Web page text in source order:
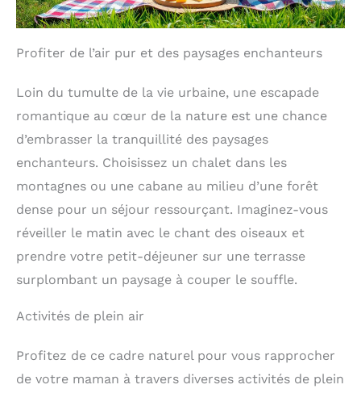
Profiter de l’air pur et des paysages enchanteurs
Loin du tumulte de la vie urbaine, une escapade
romantique au cœur de la nature est une chance
d’embrasser la tranquillité des paysages
enchanteurs. Choisissez un chalet dans les
montagnes ou une cabane au milieu d’une forêt
dense pour un séjour ressourçant. Imaginez-vous
réveiller le matin avec le chant des oiseaux et
prendre votre petit-déjeuner sur une terrasse
surplombant un paysage à couper le souffle.
Activités de plein air
Profitez de ce cadre naturel pour vous rapprocher
de votre maman à travers diverses activités de plein